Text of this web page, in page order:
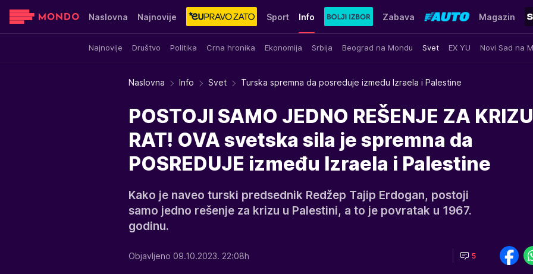
Naslovna Najnovije Sport Info
Najnovije Društvo Politika Crna hronika Ekonomija Srbija Beograd na Mondu Svet EX YU Novi Sad na
Zabava Magazin
Sensa Stvar ukusa Yumama
Naslovna Info Svet Turska spremna da posreduje između Izraela i Palestine
POSTOJI SAMO JEDNO REŠENJE ZA
RAT! OVA svetska sila je spremna da
POSREDUJE između Izraela i Palestine
Kako je naveo turski predsednik Redžep Tajip Erdogan, postoji
samo jedno rešenje za krizu u Palestini, a to je povratak u 1967.
godinu.
Objavljeno 09.10.2023. 22:08h 5